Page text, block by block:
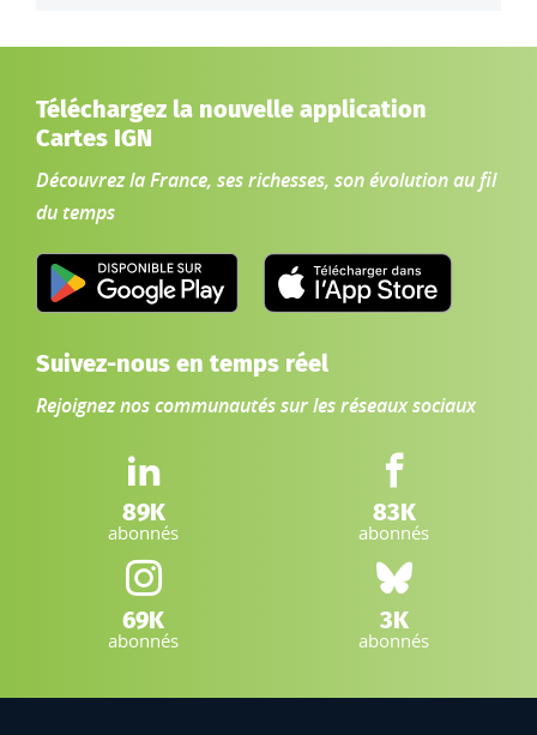
Téléchargez la nouvelle application
Cartes IGN
Découvrez la France, ses richesses, son évolution au fil
du temps
Suivez-nous en temps réel
Rejoignez nos communautés sur les réseaux sociaux
LinkedIn IGN :
89K
abonnés
Facebook IGN :
83K
abonnés
Instagram IGN :
69K
abonnés
Bluesky :
3K
abonnés